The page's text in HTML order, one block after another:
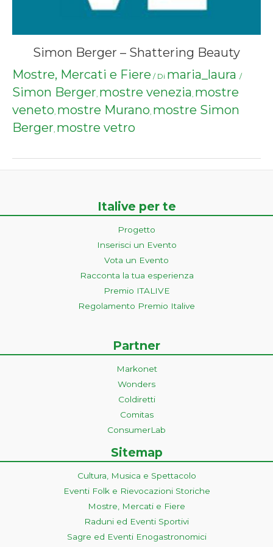
Simon Berger – Shattering Beauty
Mostre, Mercati e Fiere / Di maria_laura /
Simon Berger, mostre venezia, mostre
veneto, mostre Murano, mostre Simon
Berger, mostre vetro
Italive per te
Progetto
Inserisci un Evento
Vota un Evento
Racconta la tua esperienza
Premio ITALIVE
Regolamento Premio Italive
Partner
Markonet
Wonders
Coldiretti
Comitas
ConsumerLab
Sitemap
Cultura, Musica e Spettacolo
Eventi Folk e Rievocazioni Storiche
Mostre, Mercati e Fiere
Raduni ed Eventi Sportivi
Sagre ed Eventi Enogastronomici